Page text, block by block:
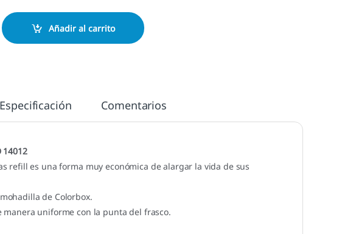
Añadir al carrito
Especificación Comentarios
14012
refill es una forma muy económica de alargar la vida de sus
de Colorbox.
uniforme con la punta del frasco.